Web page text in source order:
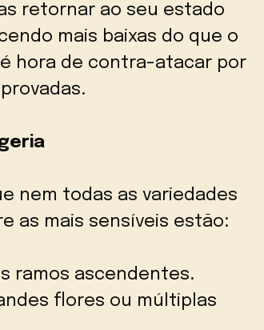
retornar ao seu estado
mais baixas do que o
hora de contra-atacar por
nem todas as variedades
as mais sensíveis estão:
ramos ascendentes.
flores ou múltiplas